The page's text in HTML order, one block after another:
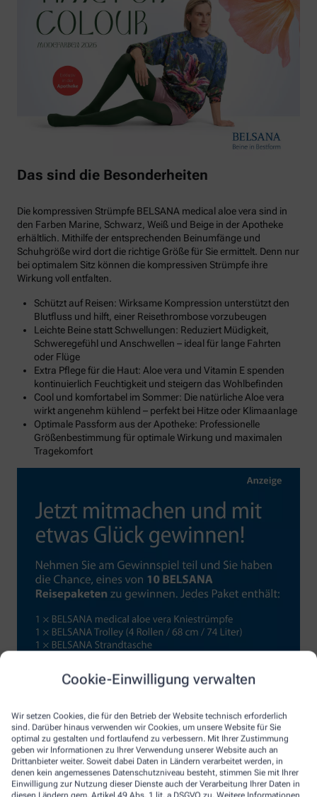
Cookie-Einwilligung verwalten
Wir setzen Cookies, die für den Betrieb der Website technisch erforderlich
sind. Darüber hinaus verwenden wir Cookies, um unsere Website für Sie
optimal zu gestalten und fortlaufend zu verbessern. Mit Ihrer Zustimmung
geben wir Informationen zu Ihrer Verwendung unserer Website auch an
Drittanbieter weiter. Soweit dabei Daten in Ländern verarbeitet werden, in
denen kein angemessenes Datenschutzniveau besteht, stimmen Sie mit Ihrer
Einwilligung zur Nutzung dieser Dienste auch der Verarbeitung Ihrer Daten in
Das sind die Besonderheiten
Die kompressiven Strümpfe BELSANA medical aloe vera sind in
den Farben Marine, Schwarz, Weiß und Beige in der Apotheke
erhältlich. Mithilfe der entsprechenden Beinumfänge und
Schuhgröße wird dort die richtige Größe für Sie ermittelt. Denn nur
bei optimalem Sitz können die kompressiven Strümpfe ihre
Wirkung voll entfalten.
Schützt auf Reisen: Wirksame Kompression unterstützt den
Blutfluss und hilft, einer Reisethrombose vorzubeugen
Leichte Beine statt Schwellungen: Reduziert Müdigkeit,
Schweregefühl und Anschwellen – ideal für lange Fahrten
oder Flüge
Extra Pflege für die Haut: Aloe vera und Vitamin E spenden
kontinuierlich Feuchtigkeit und steigern das Wohlbefinden
Cool und komfortabel im Sommer: Die natürliche Aloe vera
wirkt angenehm kühlend – perfekt bei Hitze oder Klimaanlage
Optimale Passform aus der Apotheke: Professionelle
Größenbestimmung für optimale Wirkung und maximalen
Tragekomfort